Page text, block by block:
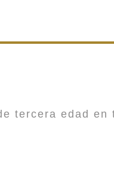
tercera edad